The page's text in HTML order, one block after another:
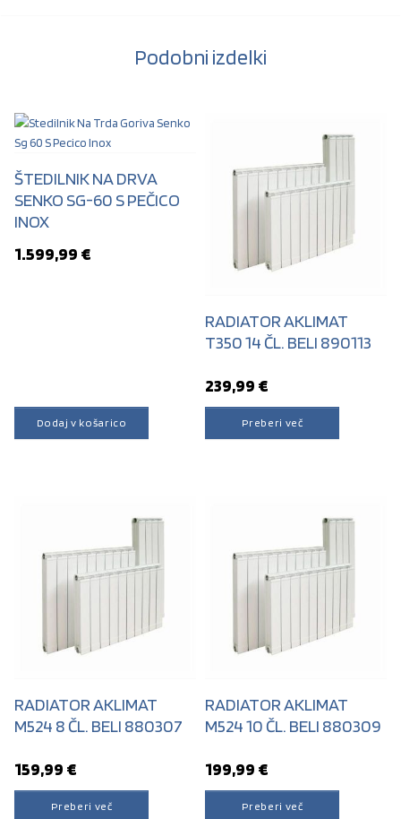
Podobni izdelki
ŠTEDILNIK NA DRVA
SENKO SG-60 S PEČICO
INOX
1.599,99 €
Dodaj v košarico
RADIATOR AKLIMAT
T350 14 ČL. BELI 890113
239,99 €
Preberi več
RADIATOR AKLIMAT
M524 8 ČL. BELI 880307
159,99 €
Preberi več
RADIATOR AKLIMAT
M524 10 ČL. BELI 880309
199,99 €
Preberi več